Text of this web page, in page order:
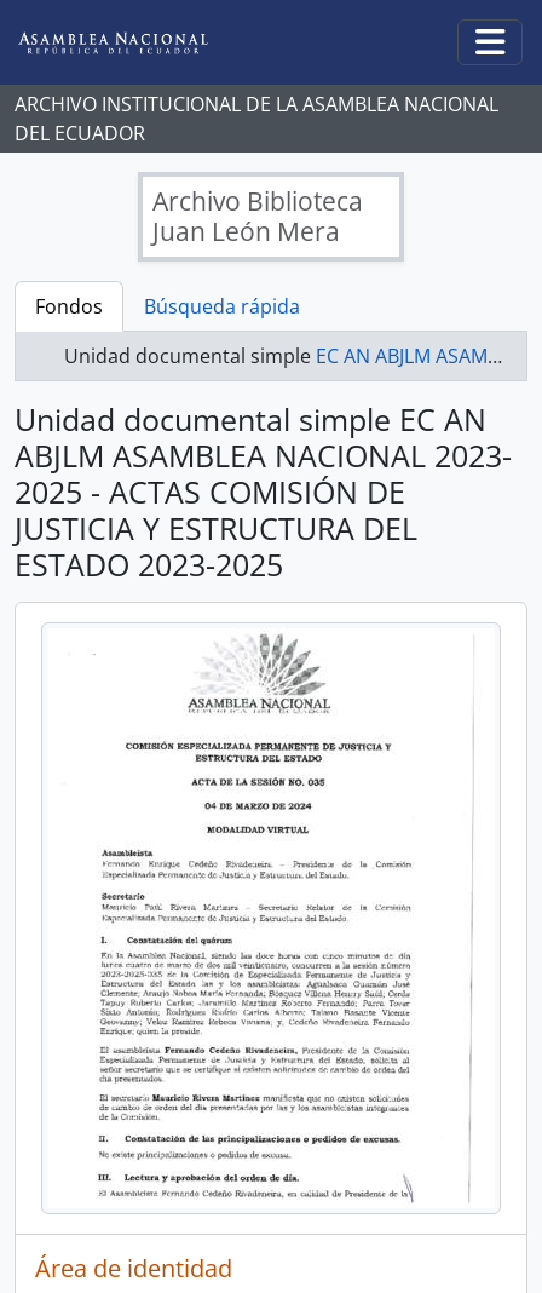
ARCHIVO INSTITUCIONAL DE LA ASAMBLEA NACIONAL
DEL ECUADOR
Archivo Biblioteca
Juan León Mera
Fondos
Búsqueda rápida
Unidad documental simple EC AN ABJLM ASAMBLEA NACIONAL 2023-2025 - ACTAS COMISIÓN DE JUSTICIA Y ESTRUCTURA DEL ESTADO 2023-2025
Unidad documental simple EC AN
ABJLM ASAMBLEA NACIONAL 2023-
2025 - ACTAS COMISIÓN DE
JUSTICIA Y ESTRUCTURA DEL
ESTADO 2023-2025
Área de identidad